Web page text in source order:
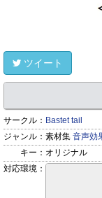
ツイート
サークル： Bastet tail
ジャンル： 素材集 音声効
キー： オリジナル
対応環境：